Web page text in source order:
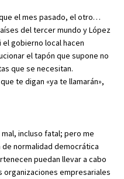
el mes pasado, el otro…
del tercer mundo y López
el gobierno local hacen
el tapón que supone no
que se necesitan.
te digan «ya te llamarán»,
incluso fatal; pero me
normalidad democrática
puedan llevar a cabo
organizaciones empresariales